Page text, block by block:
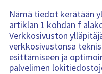
Nämä tiedot kerätään
artiklan 1 kohdan f
Verkkosivuston
verkkosivustonsa
esittämiseen ja
palvelimen